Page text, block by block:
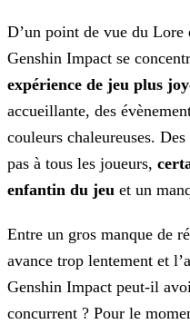
D’un point de vue du Lore
Genshin Impact se
expérience de jeu plus
accueillante, des
couleurs chaleureuses.
pas à tous les joueurs,
enfantin du jeu et un
Entre un gros manque de
avance trop lentement et
Genshin Impact peut-il
concurrent ? Pour le